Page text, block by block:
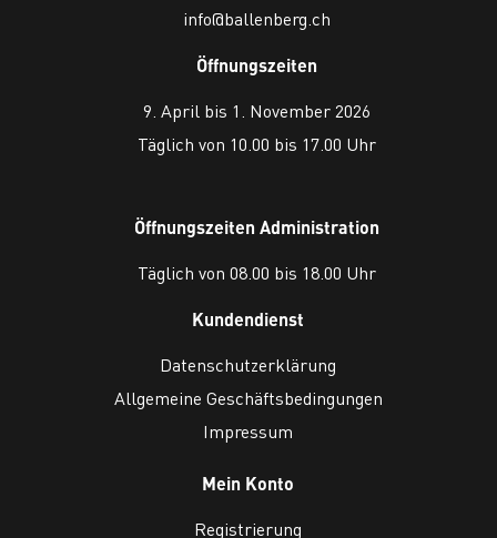
info@ballenberg.ch
Öffnungszeiten
9. April bis 1. November 2026
Täglich von 10.00 bis 17.00 Uhr
Öffnungszeiten Administration
Täglich von 08.00 bis 18.00 Uhr
Kundendienst
Datenschutzerklärung
Allgemeine Geschäftsbedingungen
Impressum
Mein Konto
Registrierung